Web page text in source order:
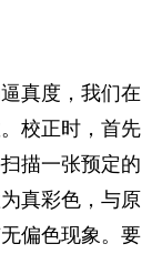
真度，我们在
校正时，首先
描一张预定的
真彩色，与原
偏色现象。要